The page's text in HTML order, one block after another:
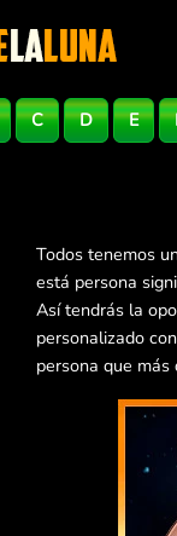
C D E
Todos tenemos
está persona
Así tendrás la
personalizado
persona que